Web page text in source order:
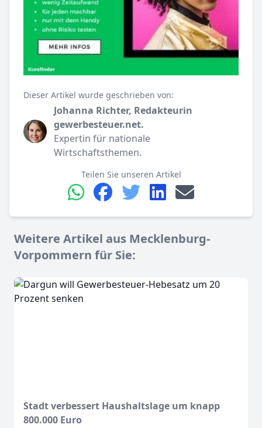
Dieser Artikel wurde geschrieben von:
Johanna Richter, Redakteurin
gewerbesteuer.net.
Expertin für nationale
Wirtschaftsthemen.
Teilen Sie unseren Artikel
Weitere Artikel aus Mecklenburg-
Vorpommern für Sie:
Stadt verbessert Haushaltslage um knapp
800.000 Euro